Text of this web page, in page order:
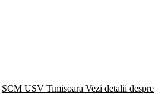
SCM USV Timisoara Vezi detalii despre